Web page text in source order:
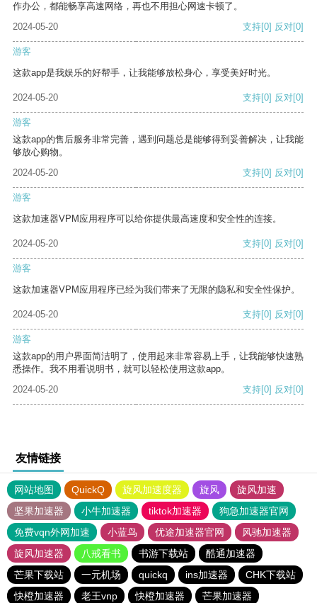
作办公，都能畅享高速网络，再也不用担心网速卡顿了。
2024-05-20
支持[0] 反对[0]
游客
这款app是我娱乐的好帮手，让我能够放松身心，享受美好时光。
2024-05-20 支持[0] 反对[0]
游客
这款app的售后服务非常完善，遇到问题总是能够得到妥善解决，让我能
够放心购物。
2024-05-20
支持[0] 反对[0]
游客
这款加速器VPM应用程序可以给你提供最高速度和安全性的连接。
2024-05-20 支持[0] 反对[0]
游客
这款加速器VPM应用程序已经为我们带来了无限的隐私和安全性保护。
2024-05-20 支持[0] 反对[0]
游客
这款app的用户界面简洁明了，使用起来非常容易上手，让我能够快速熟
悉操作。我不用看说明书，就可以轻松使用这款app。
2024-05-20
支持[0] 反对[0]
友情链接
网站地图 QuickQ 旋风加速度器 旋风
旋风加速
坚果加速器
小牛加速器 tiktok加速器
狗急加速器官网
免费vqn外网加速
小蓝鸟 优途加速器官网
风驰加速器
旋风加速器
八戒看书 书游下载站
酷通加速器
芒果下载站
一元机场 quickq ins加速器
CHK下载站
快橙加速器
老王vnp 快橙加速器 芒果加速器